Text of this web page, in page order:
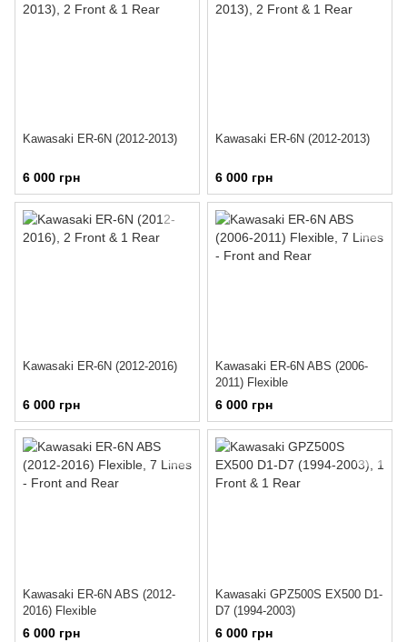
Kawasaki ER-6N (2012-2013)
6 000 грн
Kawasaki ER-6N (2012-2013)
6 000 грн
Kawasaki ER-6N (2012-2016)
6 000 грн
Kawasaki ER-6N ABS (2006-
2011) Flexible
6 000 грн
Kawasaki ER-6N ABS (2012-
2016) Flexible
6 000 грн
Kawasaki GPZ500S EX500 D1-
D7 (1994-2003)
6 000 грн